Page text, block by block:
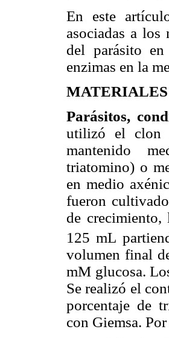
En este
asociadas a
del parásito
enzimas en la
Parásitos,
utilizó el clon
mantenido
triatomino) o
en medio
fueron
de crecimiento,
125 mL
volumen final
mM glucosa.
Se realizó el
porcentaje de
con Giemsa.